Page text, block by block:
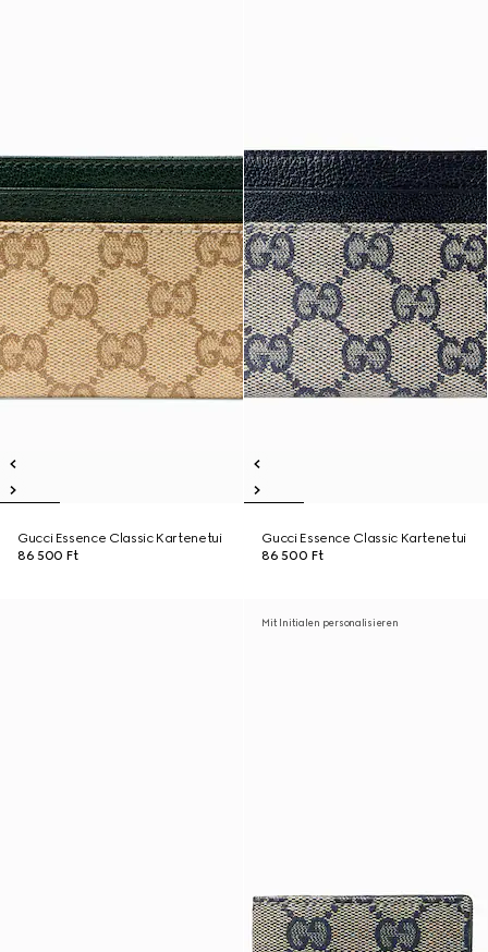
Gucci Essence Classic Kartenetui
86 500 Ft
Gucci Essence Classic Kartenetui
86 500 Ft
Mit Initialen personalisieren